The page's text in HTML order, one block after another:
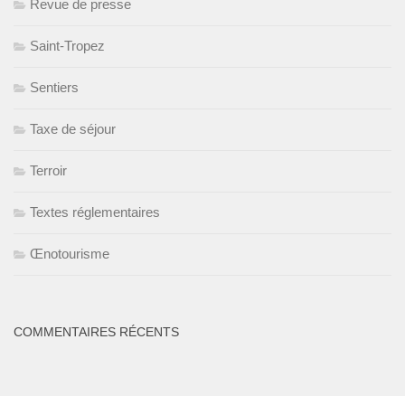
Revue de presse
Saint-Tropez
Sentiers
Taxe de séjour
Terroir
Textes réglementaires
Œnotourisme
COMMENTAIRES RÉCENTS